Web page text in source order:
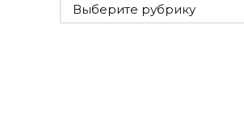
Все
рубрики